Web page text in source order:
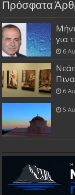
Πρόσφατα
για
6
6
5